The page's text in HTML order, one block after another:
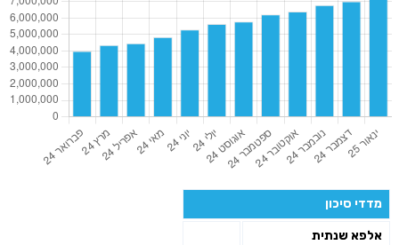
מדדי סיכון
אלפא שנתית